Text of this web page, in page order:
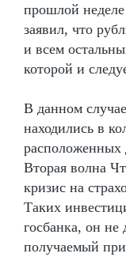
прошлой
заявил, что
и всем
которой и
В данном
находились в
расположенных
Вторая волна
кризис на
Таких
госбанка, он не
получаемый